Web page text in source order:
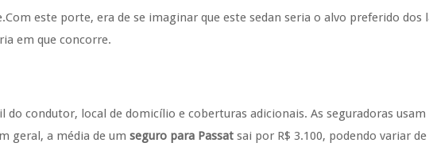
este porte, era de se imaginar que este sedan seria o alvo preferido dos
em que concorre.
condutor, local de domicílio e coberturas adicionais. As seguradoras usam
geral, a média de um seguro para Passat sai por R$ 3.100, podendo variar